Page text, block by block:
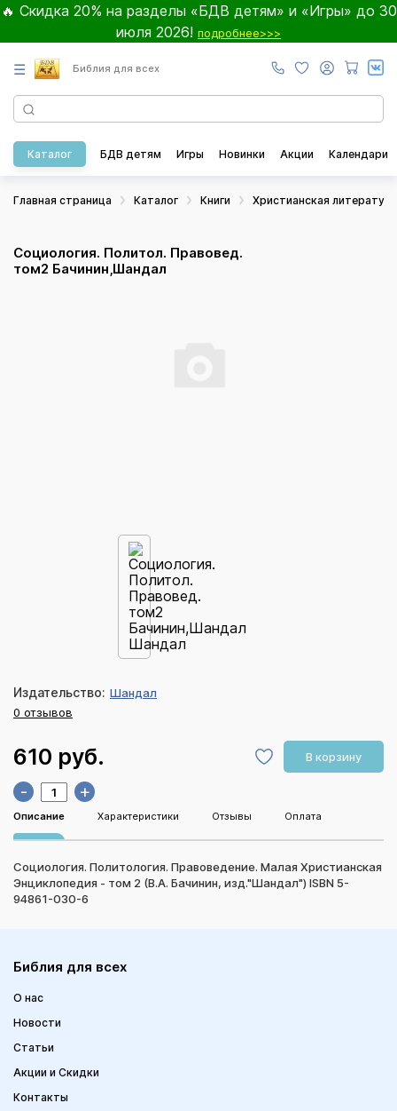
🔥 Скидка 20% на разделы «БДВ детям» и «Игры» до 30
июля 2026! подробнее>>>
☰ Библия для всех
Каталог БДВ детям Игры Новинки Акции Календари
Главная страница Каталог Книги Христианская литература
Социология. Политол. Правовед.
том2 Бачинин,Шандал
Издательство: Шандал
0 отзывов
610 руб. В корзину
- +
Описание Характеристики Отзывы Оплата
Социология. Политология. Правоведение. Малая Христианская
Энциклопедия - том 2 (В.А. Бачинин, изд."Шандал") ISBN 5-
94861-030-6
Библия для всех
О нас
Новости
Статьи
Акции и Скидки
Контакты